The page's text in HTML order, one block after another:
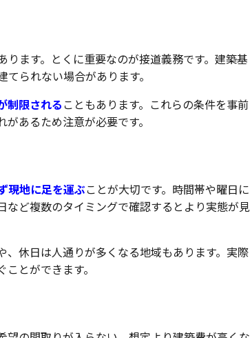
ます。とくに重要なのが接道義務です。建築基
られない場合があります。
制限される こともあります。これらの条件を事前
あるため注意が必要です。
現地に足を運ぶことが大切です。時間帯や曜日に
ど複数のタイミングで確認するとより実態が見
休日は人通りが多くなる地域もあります。実際
とができます。